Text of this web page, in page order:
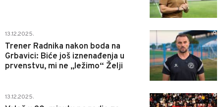
13.12.2025.
Trener Radnika nakon boda na
Grbavici: Biće još iznenađenja u
prvenstvu, mi ne „ležimo“ Želji
0
13.12.2025. 0